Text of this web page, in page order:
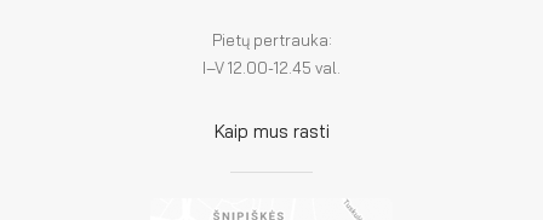
Pietų pertrauka:
I–V 12.00-12.45 val.
Kaip mus rasti